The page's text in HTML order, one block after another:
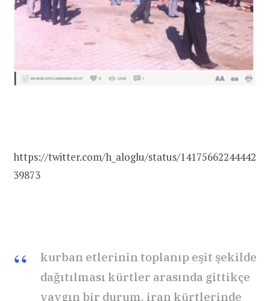
https://twitter.com/h_aloglu/status/14175662244442
39873
kurban etlerinin toplanıp eşit şekilde
dağıtılması kürtler arasında gittikçe
yaygın bir durum. iran kürtlerinde